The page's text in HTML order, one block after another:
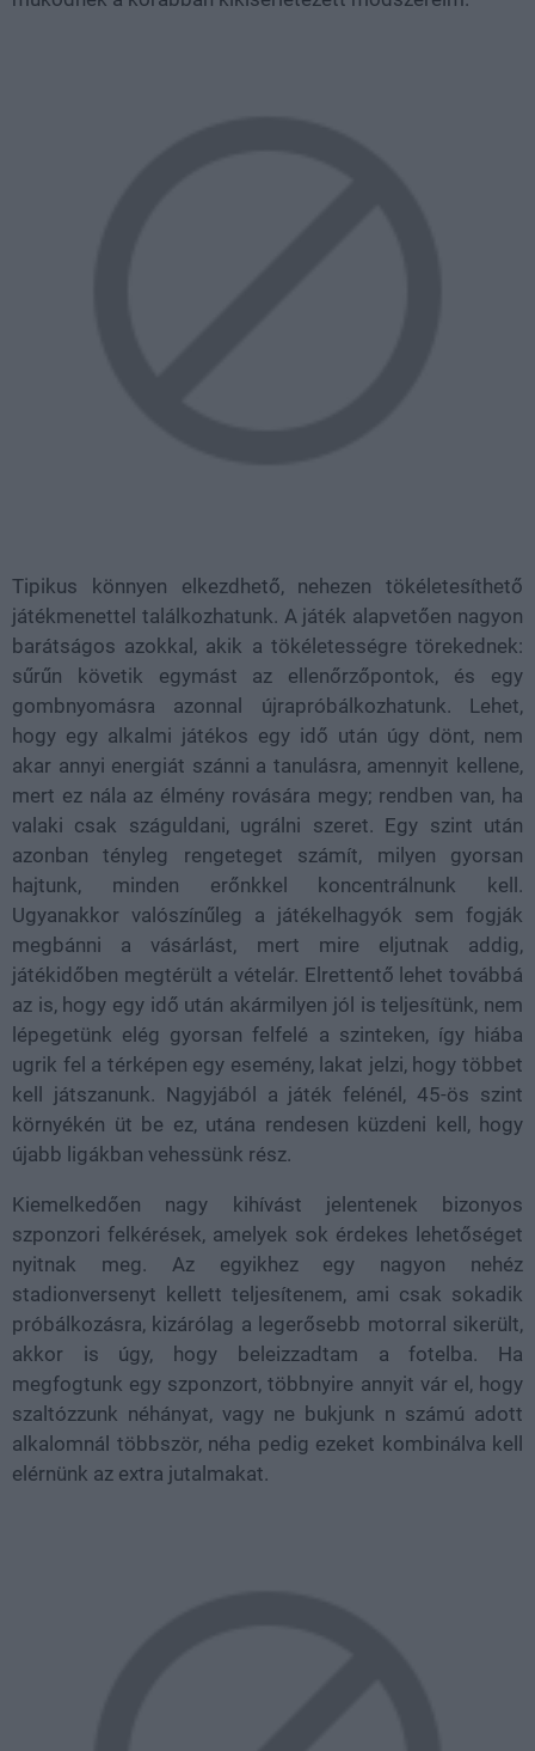
Tipikus könnyen elkezdhető, nehezen tökéletesíthető
játékmenettel találkozhatunk. A játék alapvetően nagyon
barátságos azokkal, akik a tökéletességre törekednek:
sűrűn követik egymást az ellenőrzőpontok, és egy
gombnyomásra azonnal újrapróbálkozhatunk. Lehet,
hogy egy alkalmi játékos egy idő után úgy dönt, nem
akar annyi energiát szánni a tanulásra, amennyit kellene,
mert ez nála az élmény rovására megy; rendben van, ha
valaki csak száguldani, ugrálni szeret. Egy szint után
azonban tényleg rengeteget számít, milyen gyorsan
hajtunk, minden erőnkkel koncentrálnunk kell.
Ugyanakkor valószínűleg a játékelhagyók sem fogják
megbánni a vásárlást, mert mire eljutnak addig,
játékidőben megtérült a vételár. Elrettentő lehet továbbá
az is, hogy egy idő után akármilyen jól is teljesítünk, nem
lépegetünk elég gyorsan felfelé a szinteken, így hiába
ugrik fel a térképen egy esemény, lakat jelzi, hogy többet
kell játszanunk. Nagyjából a játék felénél, 45-ös szint
környékén üt be ez, utána rendesen küzdeni kell, hogy
újabb ligákban vehessünk rész.
Kiemelkedően nagy kihívást jelentenek bizonyos
szponzori felkérések, amelyek sok érdekes lehetőséget
nyitnak meg. Az egyikhez egy nagyon nehéz
stadionversenyt kellett teljesítenem, ami csak sokadik
próbálkozásra, kizárólag a legerősebb motorral sikerült,
akkor is úgy, hogy beleizzadtam a fotelba. Ha
megfogtunk egy szponzort, többnyire annyit vár el, hogy
szaltózzunk néhányat, vagy ne bukjunk n számú adott
alkalomnál többször, néha pedig ezeket kombinálva kell
elérnünk az extra jutalmakat.